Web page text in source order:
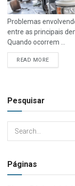
Problemas
entre as principais
Quando ocorrem ...
READ MORE
Pesquisar
Páginas